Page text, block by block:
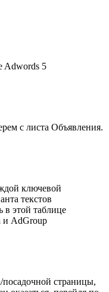
с листа Объявления.
ключевой
текстов
в этой таблице
и AdGroup
посадочной страницы,